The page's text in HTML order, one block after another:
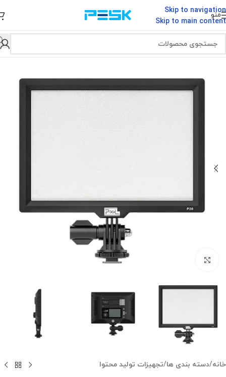
Skip to navigation
Skip to main content
منو
خانه/دسته بندی ها/تجهیزات تولید محتوا